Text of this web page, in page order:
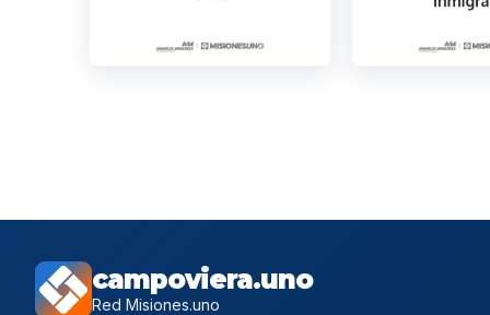
campoviera.uno
Red Misiones.uno